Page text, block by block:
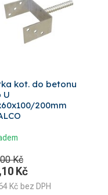
kot. do betonu
U
200mm
Kč
Kč
Kč bez DPH